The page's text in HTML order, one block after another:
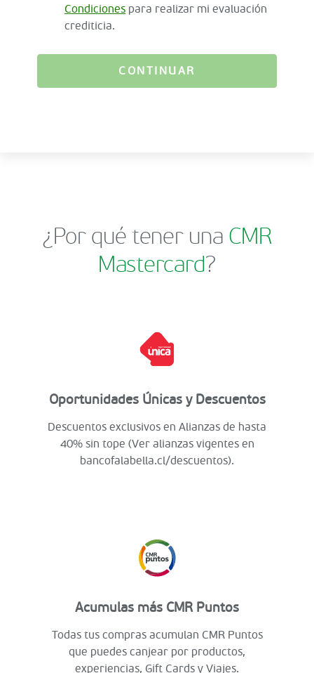
Condiciones para realizar mi evaluación
crediticia.
CONTINUAR
¿Por qué tener una CMR
Mastercard?
Oportunidades Únicas y Descuentos
Descuentos exclusivos en Alianzas de hasta
40% sin tope (Ver alianzas vigentes en
bancofalabella.cl/descuentos).
Acumulas más CMR Puntos
Todas tus compras acumulan CMR Puntos
que puedes canjear por productos,
experiencias, Gift Cards y Viajes.